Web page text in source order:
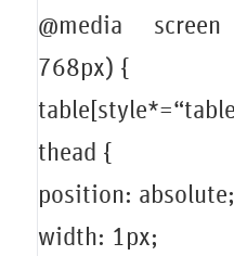
@media
768px) {
thead {
position: absolute;
width: 1px;